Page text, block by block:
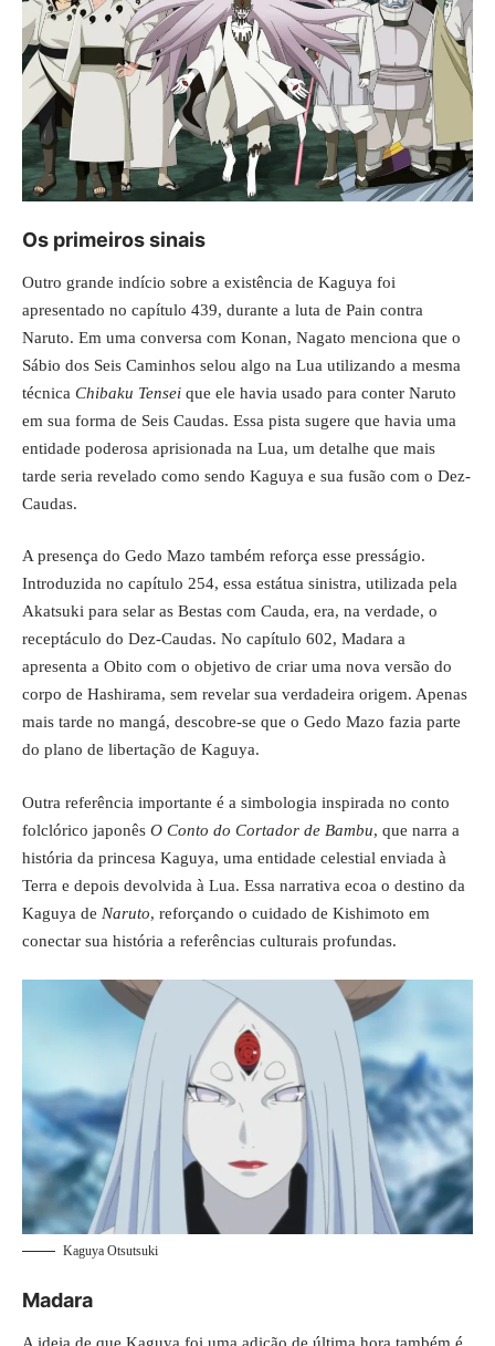
Os primeiros sinais
Outro grande indício sobre a existência de Kaguya foi
apresentado no capítulo 439, durante a luta de Pain contra
Naruto. Em uma conversa com Konan, Nagato menciona que o
Sábio dos Seis Caminhos selou algo na Lua utilizando a mesma
técnica Chibaku Tensei que ele havia usado para conter Naruto
em sua forma de Seis Caudas. Essa pista sugere que havia uma
entidade poderosa aprisionada na Lua, um detalhe que mais
tarde seria revelado como sendo Kaguya e sua fusão com o Dez-
Caudas.
A presença do Gedo Mazo também reforça esse presságio.
Introduzida no capítulo 254, essa estátua sinistra, utilizada pela
Akatsuki para selar as Bestas com Cauda, era, na verdade, o
receptáculo do Dez-Caudas. No capítulo 602, Madara a
apresenta a Obito com o objetivo de criar uma nova versão do
corpo de Hashirama, sem revelar sua verdadeira origem. Apenas
mais tarde no mangá, descobre-se que o Gedo Mazo fazia parte
do plano de libertação de Kaguya.
Outra referência importante é a simbologia inspirada no conto
folclórico japonês O Conto do Cortador de Bambu, que narra a
história da princesa Kaguya, uma entidade celestial enviada à
Terra e depois devolvida à Lua. Essa narrativa ecoa o destino da
Kaguya de Naruto, reforçando o cuidado de Kishimoto em
conectar sua história a referências culturais profundas.
Kaguya Otsutsuki
Madara